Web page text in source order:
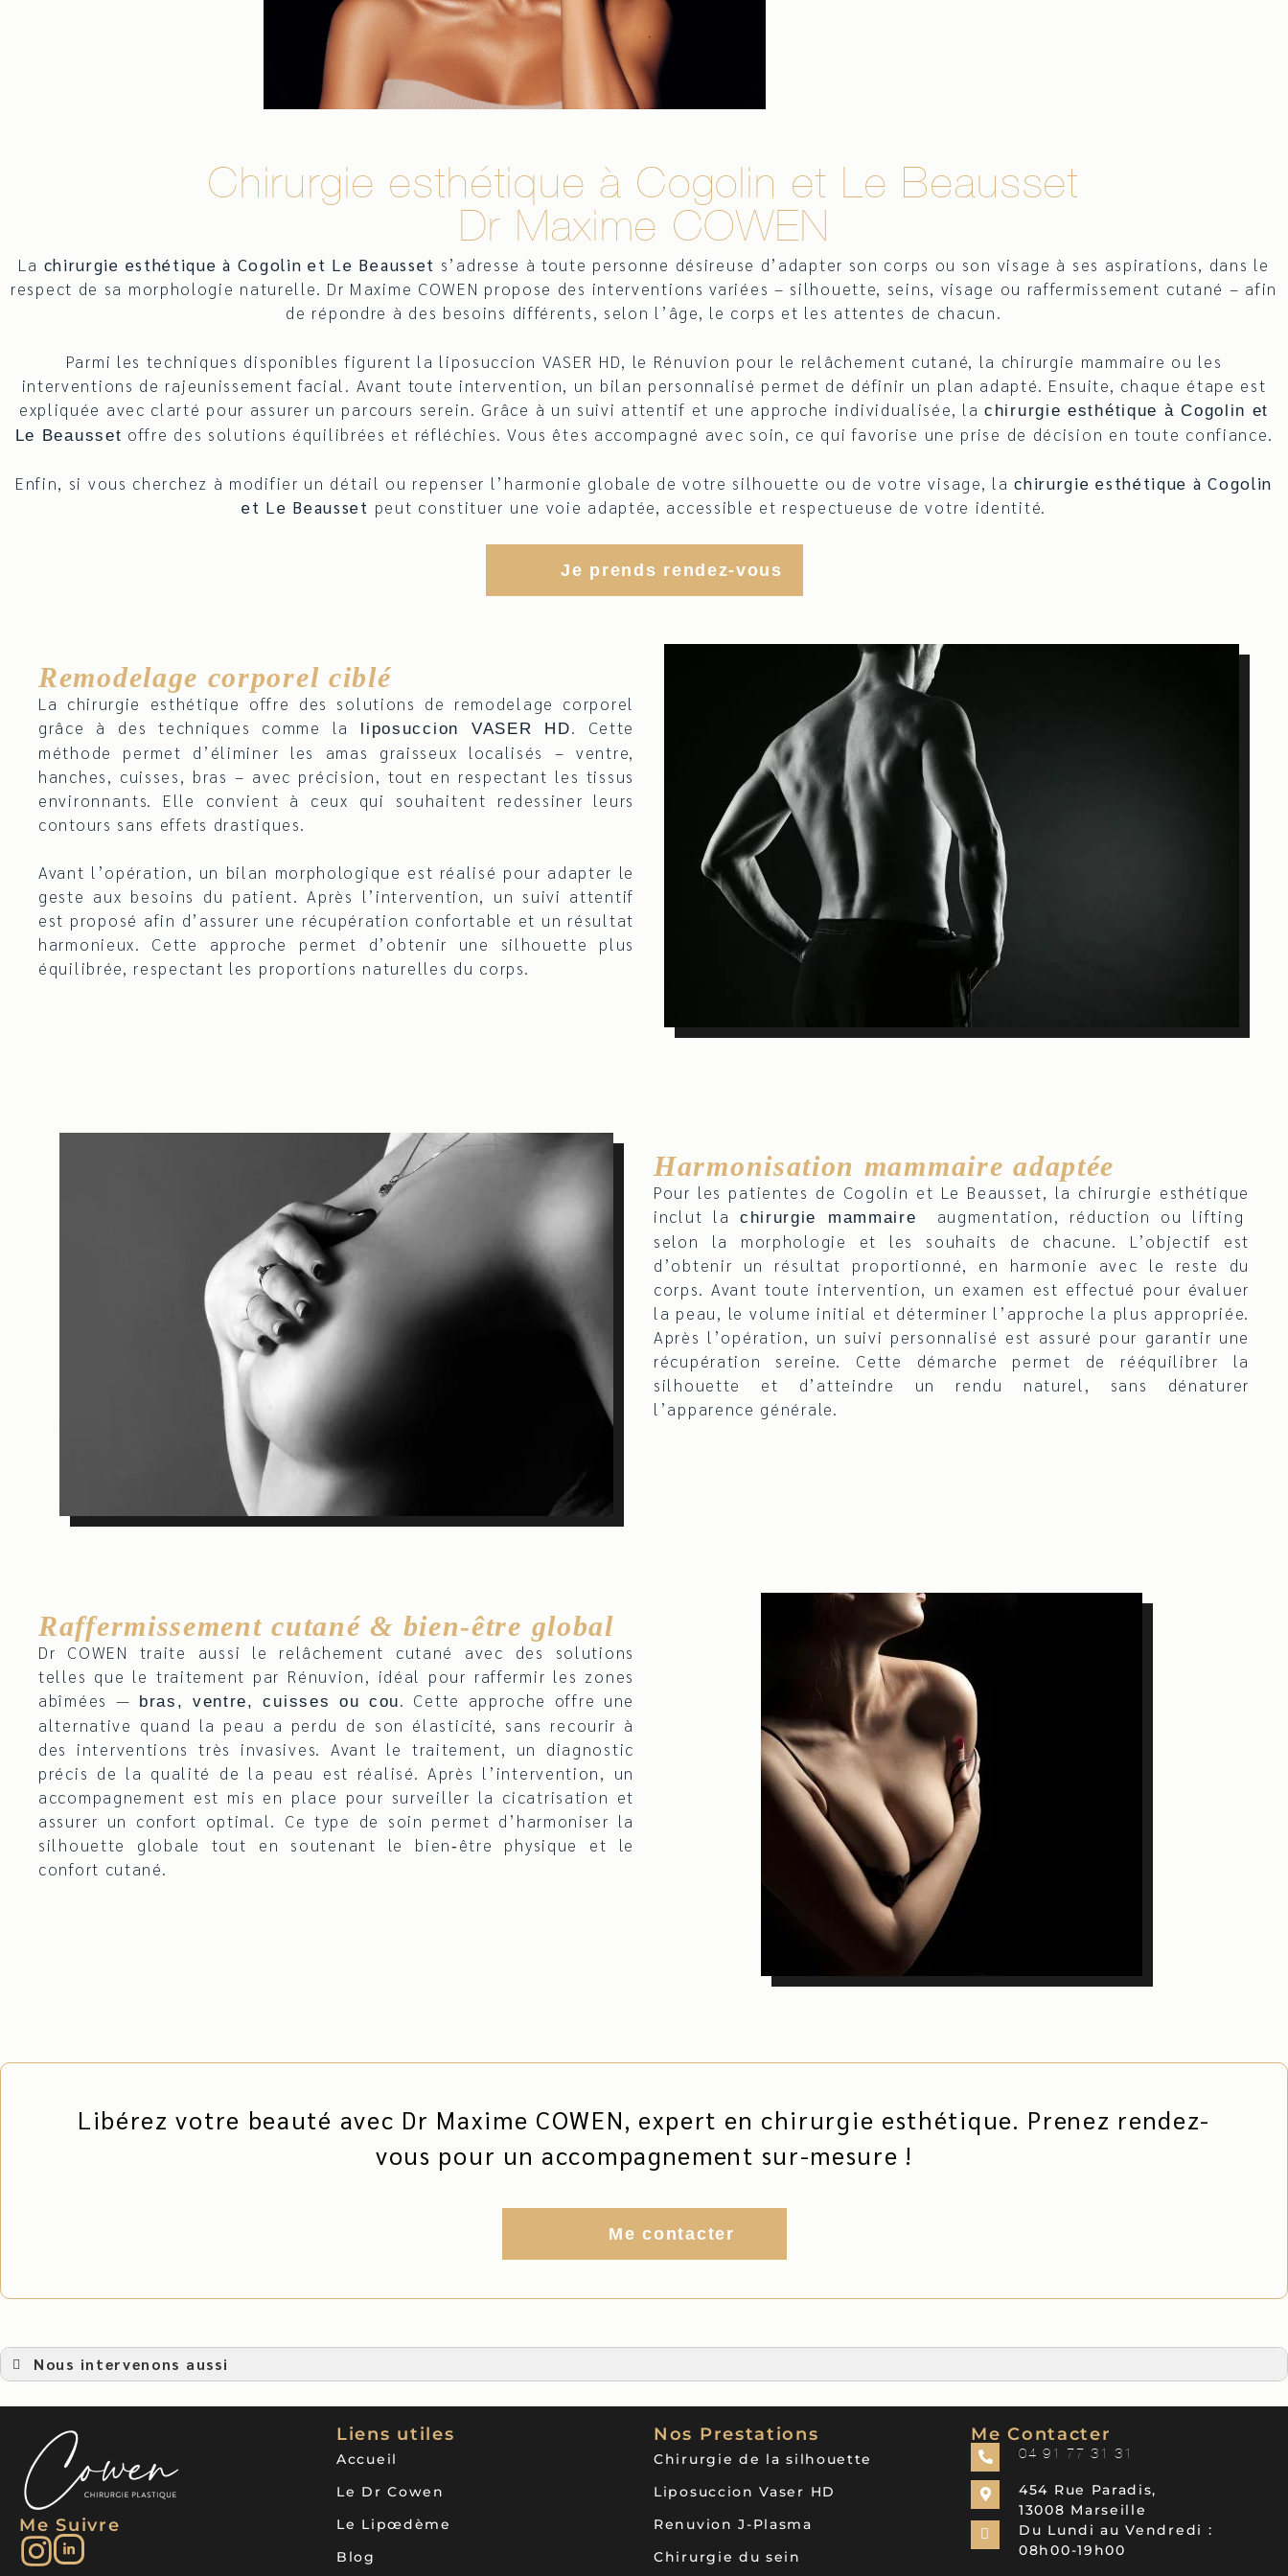
Chirurgie esthétique à Cogolin et Le Beausset
Dr Maxime COWEN
La chirurgie esthétique à Cogolin et Le Beausset s’adresse à toute personne désireuse d’adapter son corps ou son visage à ses aspirations, dans le
respect de sa morphologie naturelle. Dr Maxime COWEN propose des interventions variées – silhouette, seins, visage ou raffermissement cutané – afin
de répondre à des besoins différents, selon l’âge, le corps et les attentes de chacun.
Parmi les techniques disponibles figurent la liposuccion VASER HD, le Rénuvion pour le relâchement cutané, la chirurgie mammaire ou les
interventions de rajeunissement facial. Avant toute intervention, un bilan personnalisé permet de définir un plan adapté. Ensuite, chaque étape est
expliquée avec clarté pour assurer un parcours serein. Grâce à un suivi attentif et une approche individualisée, lachirurgie esthétique à Cogolin et
Le Beausset offre des solutions équilibrées et réfléchies. Vous êtes accompagné avec soin, ce qui favorise une prise de décision en toute confiance.
Enfin, si vous cherchez à modifier un détail ou repenser l’harmonie globale de votre silhouette ou de votre visage, lachirurgie esthétique à Cogolin
et Le Beausset peut constituer une voie adaptée, accessible et respectueuse de votre identité.
Je prends rendez-vous
Remodelage corporel ciblé
La chirurgie esthétique offre des solutions de remodelage corporel
grâce à des techniques comme la
liposuccion VASER HD. Cette
méthode permet d’éliminer les amas graisseux localisés – ventre,
hanches, cuisses, bras – avec précision, tout en respectant les tissus
environnants. Elle convient à ceux qui souhaitent redessiner leurs
contours sans effets drastiques.
Avant l’opération, un bilan morphologique est réalisé pour adapter le
geste aux besoins du patient. Après l’intervention, un suivi attentif
est proposé afin d’assurer une récupération confortable et un résultat
harmonieux. Cette approche permet d’obtenir une silhouette plus
équilibrée, respectant les proportions naturelles du corps.
Harmonisation mammaire adaptée
Pour les patientes de Cogolin et Le Beausset, la chirurgie esthétique
inclut la chirurgie mammaire
augmentation, réduction ou lifting
selon la morphologie et les souhaits de chacune. L’objectif est
d’obtenir un résultat proportionné, en harmonie avec le reste du
corps. Avant toute intervention, un examen est effectué pour évaluer
la peau, le volume initial et déterminer l’approche la plus appropriée.
Après l’opération, un suivi personnalisé est assuré pour garantir une
récupération sereine. Cette démarche permet de rééquilibrer la
silhouette et d’atteindre un rendu naturel, sans dénaturer
l’apparence générale.
Raffermissement cutané & bien‑être global
Dr COWEN traite aussi le relâchement cutané avec des solutions
telles que le traitement par Rénuvion, idéal pour raffermir les zones
abîmées — bras, ventre, cuisses ou cou. Cette approche offre une
alternative quand la peau a perdu de son élasticité, sans recourir à
des interventions très invasives. Avant le traitement, un diagnostic
précis de la qualité de la peau est réalisé. Après l’intervention, un
accompagnement est mis en place pour surveiller la cicatrisation et
assurer un confort optimal. Ce type de soin permet d’harmoniser la
silhouette globale tout en soutenant le bien‑être physique et le
confort cutané.
Libérez votre beauté avec Dr Maxime COWEN, expert en chirurgie esthétique. Prenez rendez-
vous pour un accompagnement sur-mesure !
Me contacter
Nous intervenons aussi
Chirurgie esthétique à Rognac
Chirurgie esthétique à Bouc Bel Air
Chirurgie esthétique à Saint-Martin-de-Crau
Chirurgie esthétique à Châteauneuf-les-Martigues
Chirurgie esthétique à Fos-sur-Mer
Chirurgie esthétique à Arles
Chirurgie esthétique à Châteaurenard
Chirurgie esthétique à Tarascon
Chirurgie esthétique à Cogolin
Me Suivre
Liens utiles
Accueil
Le Dr Cowen
Le Lipœdème
Blog
Nos Prestations
Chirurgie de la silhouette
Liposuccion Vaser HD
Renuvion J-Plasma
Chirurgie du sein
Me Contacter
04 91 77 31 31
454 Rue Paradis,
13008 Marseille
Du Lundi au Vendredi :
08h00-19h00